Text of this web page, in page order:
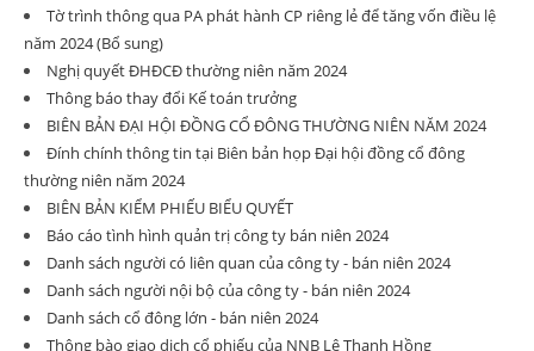
Tờ trình thông qua PA phát hành CP riêng lẻ để tăng vốn điều lệ
năm 2024 (Bổ sung)
Nghị quyết ĐHĐCĐ thường niên năm 2024
Thông báo thay đổi Kế toán trưởng
BIÊN BẢN ĐẠI HỘI ĐỒNG CỔ ĐÔNG THƯỜNG NIÊN NĂM 2024
Đính chính thông tin tại Biên bản họp Đại hội đồng cổ đông
thường niên năm 2024
BIÊN BẢN KIỂM PHIẾU BIỂU QUYẾT
Báo cáo tình hình quản trị công ty bán niên 2024
Danh sách người có liên quan của công ty - bán niên 2024
Danh sách người nội bộ của công ty - bán niên 2024
Danh sách cổ đông lớn - bán niên 2024
Thông bào giao dịch cổ phiếu của NNB Lê Thanh Hồng